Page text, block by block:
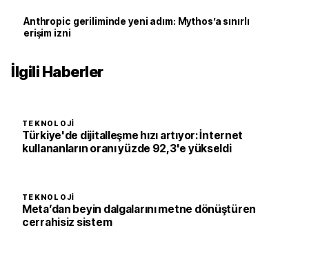
Anthropic geriliminde yeni adım: Mythos’a sınırlı
erişim izni
İlgili Haberler
TEKNOLOJI
Türkiye'de dijitalleşme hızı artıyor: İnternet
kullananların oranı yüzde 92,3'e yükseldi
TEKNOLOJI
Meta’dan beyin dalgalarını metne dönüştüren
cerrahisiz sistem